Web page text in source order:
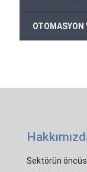
OTOMASYON
Sektörün